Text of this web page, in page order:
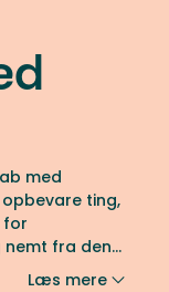
med
ting,
for
fra den
det nemt at
Læs mere